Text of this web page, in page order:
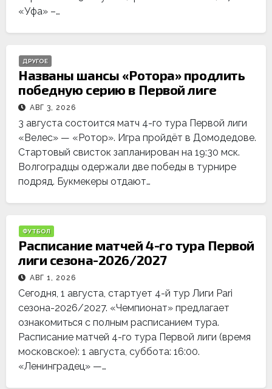
«Уфа» –…
ДРУГОЕ
Названы шансы «Ротора» продлить
победную серию в Первой лиге
АВГ 3, 2026
3 августа состоится матч 4-го тура Первой лиги
«Велес» — «Ротор». Игра пройдёт в Домодедове.
Стартовый свисток запланирован на 19:30 мск.
Волгоградцы одержали две победы в турнире
подряд. Букмекеры отдают…
ФУТБОЛ
Расписание матчей 4-го тура Первой
лиги сезона-2026/2027
АВГ 1, 2026
Сегодня, 1 августа, стартует 4-й тур Лиги Pari
сезона-2026/2027. «Чемпионат» предлагает
ознакомиться с полным расписанием тура.
Расписание матчей 4-го тура Первой лиги (время
московское): 1 августа, суббота: 16:00.
«Ленинградец» —…